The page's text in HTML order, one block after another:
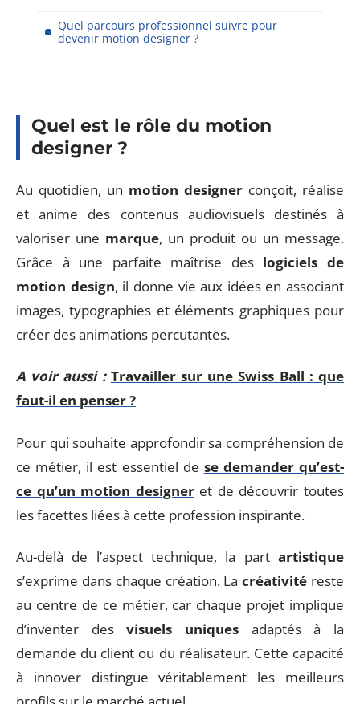
Quel parcours professionnel suivre pour
devenir motion designer ?
Quel est le rôle du motion
designer ?
Au quotidien, un motion designer conçoit, réalise
et anime des contenus audiovisuels destinés à
valoriser une marque, un produit ou un message.
Grâce à une parfaite maîtrise des logiciels de
motion design, il donne vie aux idées en associant
images, typographies et éléments graphiques pour
créer des animations percutantes.
A voir aussi : Travailler sur une Swiss Ball : que
faut-il en penser ?
Pour qui souhaite approfondir sa compréhension de
ce métier, il est essentiel de se demander qu’est-
ce qu’un motion designeret de découvrir toutes
les facettes liées à cette profession inspirante.
Au-delà de l’aspect technique, la part artistique
s’exprime dans chaque création. Lacréativité reste
au centre de ce métier, car chaque projet implique
d’inventer desvisuels uniques adaptés à la
demande du client ou du réalisateur. Cette capacité
à innover distingue véritablement les meilleurs